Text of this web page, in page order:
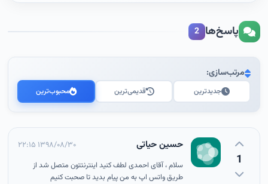
پاسخ‌ها 2
مرتب‌سازی:
جدیدترین قدیمی‌ترین محبوب‌ترین
1
حسین حیاتی
۱۳۹۸/۰۸/۳۰ ۲۲:۱۵
سلام ، آقای احمدی لطف کنید اینترنتتون متصل شد از
طریق واتس اپ به من پیام بدید تا صحبت کنیم